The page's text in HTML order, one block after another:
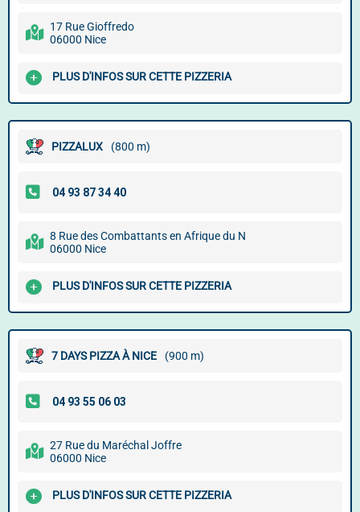
17 Rue Gioffredo
06000 Nice
PLUS D'INFOS SUR CETTE PIZZERIA
PIZZALUX (800 m)
8 Rue des Combattants en Afrique du N
06000 Nice
PLUS D'INFOS SUR CETTE PIZZERIA
7 DAYS PIZZA À NICE (900 m)
27 Rue du Maréchal Joffre
06000 Nice
PLUS D'INFOS SUR CETTE PIZZERIA